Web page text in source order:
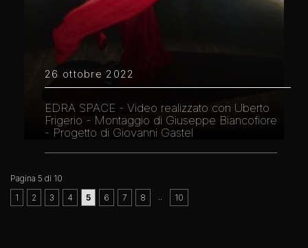
26 ottobre 2022
EDRA SPACE - Video realizzato con Uberto
Frigerio - Montaggio di Giuseppe Biancofiore
- Progetto di Giovanni Gastel
Pagina 5 di 10
1
2 3 4 5 6 7 8 10